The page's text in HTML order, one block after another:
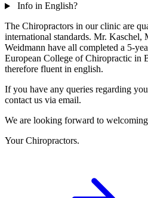
Info in English?
The Chiropractors in our clinic are
international standards. Mr. Kaschel,
Weidmann have all completed a 5-
European College of Chiropractic in
therefore fluent in english.
If you have any queries regarding
contact us via email.
We are looking forward to
Your Chiropractors.